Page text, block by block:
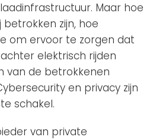
Maar hoe
zijn, hoe
om ervoor te zorgen dat
elektrisch rijden
van de betrokkenen
en privacy zijn
schakel.
van private